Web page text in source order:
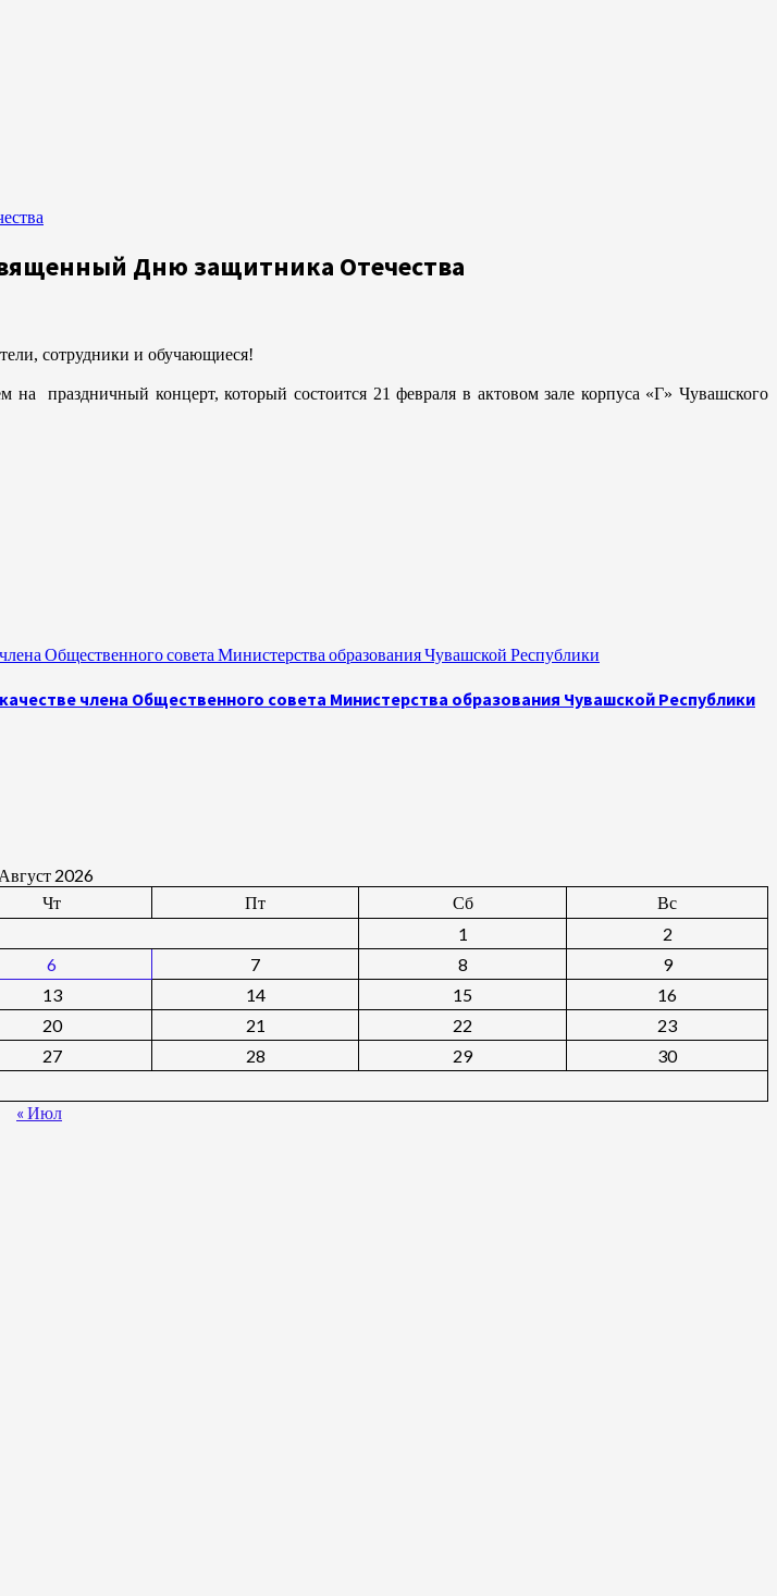
Дню защитника Отечества
сотрудники и обучающиеся!
праздничный концерт, который состоится 21 февраля в актовом зале корпуса «Г» Чувашского
Общественного совета Министерства образования Чувашской Республики
члена Общественного совета Министерства образования Чувашской Республики
Август 2026
Чт Пт Сб
Вс
1
2
6 7 8
9
13 14 15
16
20 21 22
23
27 28 29
30
« Июл